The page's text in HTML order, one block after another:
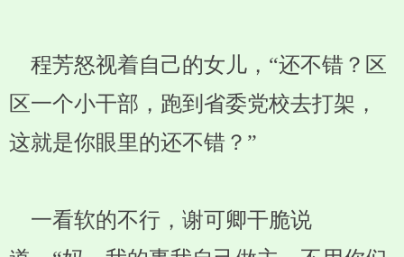
程芳怒视着自己的女儿，“还不错？区
区一个小干部，跑到省委党校去打架，
这就是你眼里的还不错？”
一看软的不行，谢可卿干脆说